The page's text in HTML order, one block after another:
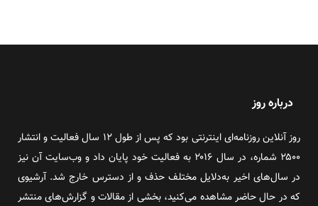
درباره روز
روز آنلاین روزنامه‌ای اینترنتی بود که پس از طول ۱۲ سال فعالیت و انتشار
۲۵۰۰ شماره، در سال ۲۰۱۶ به فعالیت خود پایان داد و وب‌سایت آن نیز
در سال‌های اخیر به‌دلایل مختلف حذف و از دسترس خارج شد. آرشیوی
که در حال حاضر مشاهده می‌کنید، بخشی از مقالات و گزارش‌های منتشر